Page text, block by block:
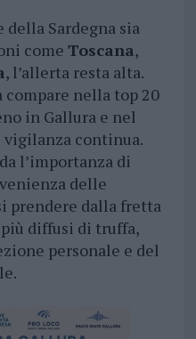
Sardegna sia
come Toscana,
, l’allerta resta alta.
compare nella top 20
in Gallura e nel
continua.
l’importanza di
delle
prendere dalla fretta
diffusi di truffa,
personale e del